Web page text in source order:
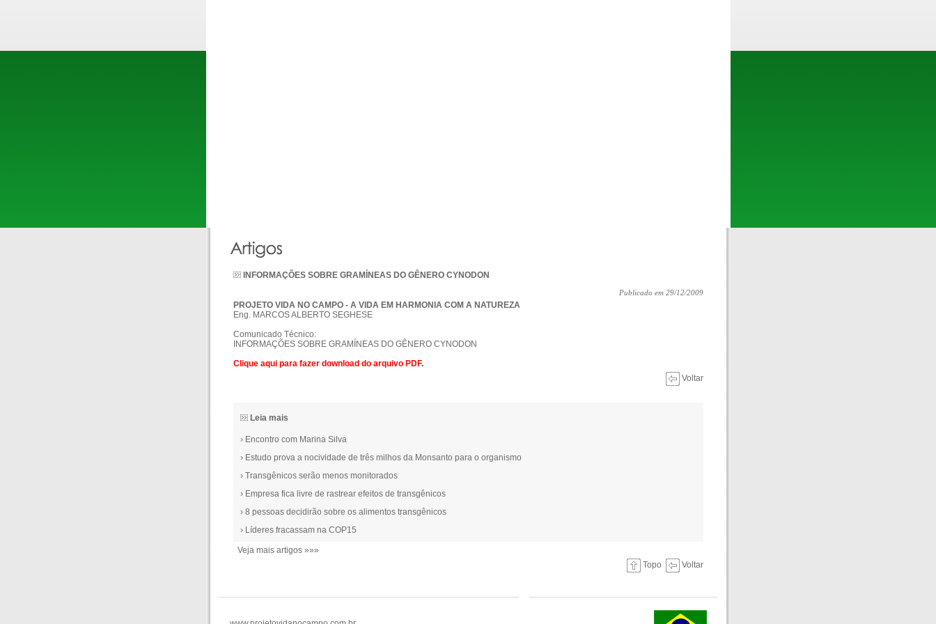
INFORMAÇÕES SOBRE GRAMÍNEAS DO GÊNERO CYNODON
Publicado em 29/12/2009
PROJETO VIDA NO CAMPO - A VIDA EM HARMONIA COM A NATUREZA
Eng. MARCOS ALBERTO SEGHESE
Comunicado Técnico:
INFORMAÇÕES SOBRE GRAMÍNEAS DO GÊNERO CYNODON
Clique aqui para fazer download do arquivo PDF.
Voltar
Leia mais
› Encontro com Marina Silva
› Estudo prova a nocividade de três milhos da Monsanto para o organismo
› Transgênicos serão menos monitorados
› Empresa fica livre de rastrear efeitos de transgênicos
› 8 pessoas decidirão sobre os alimentos transgênicos
› Líderes fracassam na COP15
Veja mais artigos »»»
Topo
Voltar